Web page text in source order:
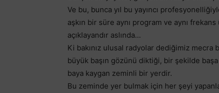
Ve bu, bunca yıl bu yayıncı
aşkın bir süre aynı program ve aynı
açıklayandır aslında…
Ki bakınız ulusal radyolar dediğimiz mecra
büyük başın gözünü diktiği, bir şekilde
baya kaygan zeminli bir yerdir.
Bu zeminde yer bulmak için her şeyi